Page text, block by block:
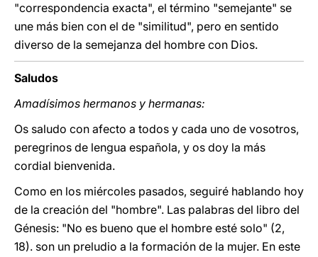
"correspondencia exacta", el término "semejante" se
une más bien con el de "similitud", pero en sentido
diverso de la semejanza del hombre con Dios.
Saludos
Amadísimos hermanos y hermanas:
Os saludo con afecto a todos y cada uno de vosotros,
peregrinos de lengua española, y os doy la más
cordial bienvenida.
Como en los miércoles pasados, seguiré hablando hoy
de la creación del "hombre". Las palabras del libro del
Génesis: "No es bueno que el hombre esté solo" (2,
18). son un preludio a la formación de la mujer. En este